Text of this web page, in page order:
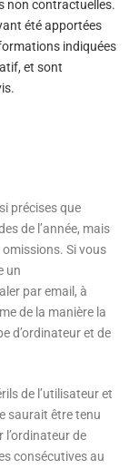
non contractuelles.
été apportées
indiquées
et sont
précises que
de l’année, mais
Si vous
un
par email, à
de la manière la
d’ordinateur et de
de l’utilisateur et
saurait être tenu
l’ordinateur de
consécutives au